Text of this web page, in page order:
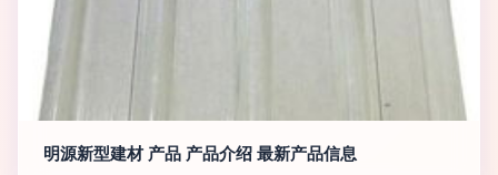
明源新型建材 产品 产品介绍 最新产品信息